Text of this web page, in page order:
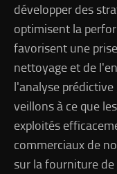
développer des
optimisent la
favorisent une
nettoyage et de
l'analyse
veillons à ce que
exploités
commerciaux de
sur la fourniture